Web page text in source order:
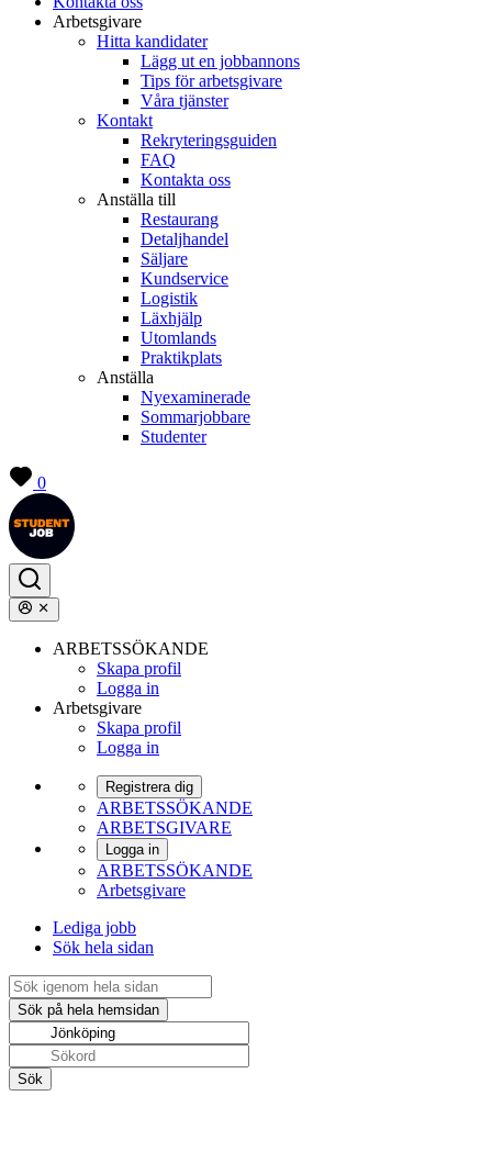
Arbetsgivare
Hitta kandidater
Lägg ut en jobbannons
Tips för arbetsgivare
Våra tjänster
Kontakt
Rekryteringsguiden
FAQ
Kontakta oss
Anställa till
Restaurang
Detaljhandel
Säljare
Kundservice
Logistik
Läxhjälp
Utomlands
Praktikplats
Anställa
Nyexaminerade
Sommarjobbare
Studenter
0
ARBETSSÖKANDE
Skapa profil
Logga in
Arbetsgivare
Skapa profil
Logga in
Registrera dig
ARBETSSÖKANDE
ARBETSGIVARE
Logga in
ARBETSSÖKANDE
Arbetsgivare
Lediga jobb
Sök hela sidan